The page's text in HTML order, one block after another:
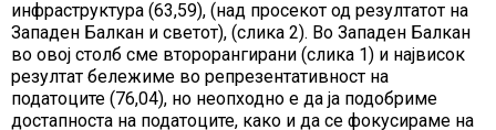
инфраструктура (63,59), (над просекот од резултатот на
Западен Балкан и светот), (слика 2). Во Западен Балкан
во овој столб сме второрангирани (слика 1) и највисок
резултат бележиме во репрезентативност на
податоците (76,04), но неопходно е да ја подобриме
достапноста на податоците, како и да се фокусираме на